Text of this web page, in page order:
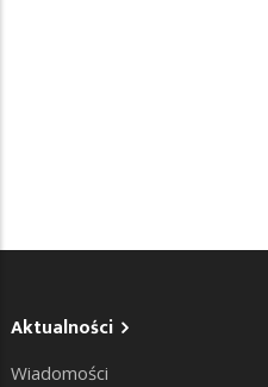
Aktualności
Wiadomości